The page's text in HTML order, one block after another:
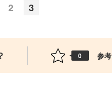
2 3
0 参